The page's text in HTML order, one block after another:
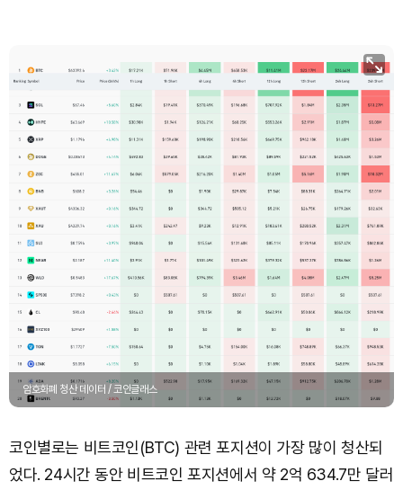
암호화폐 청산 데이터 / 코인글래스
코인별로는 비트코인(BTC) 관련 포지션이 가장 많이 청산되
었다. 24시간 동안 비트코인 포지션에서 약 2억 634.7만 달러